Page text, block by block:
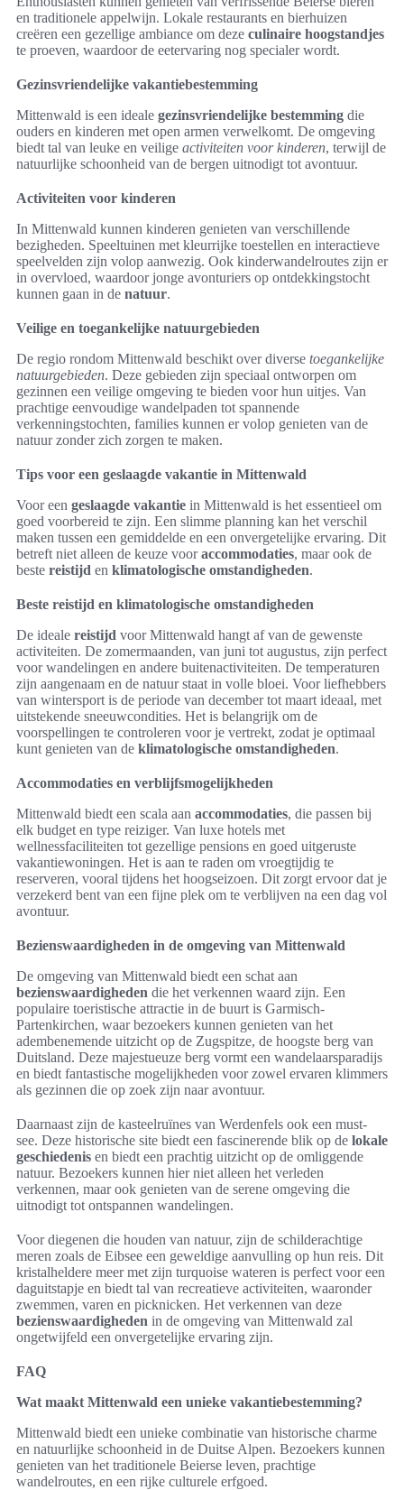
en traditionele appelwijn. Lokale restaurants en bierhuizen
creëren een gezellige ambiance om deze culinaire hoogstandjes
te proeven, waardoor de eetervaring nog specialer wordt.
Gezinsvriendelijke vakantiebestemming
Mittenwald is een ideale gezinsvriendelijke bestemming die
ouders en kinderen met open armen verwelkomt. De omgeving
biedt tal van leuke en veilige activiteiten voor kinderen, terwijl de
natuurlijke schoonheid van de bergen uitnodigt tot avontuur.
Activiteiten voor kinderen
In Mittenwald kunnen kinderen genieten van verschillende
bezigheden. Speeltuinen met kleurrijke toestellen en interactieve
speelvelden zijn volop aanwezig. Ook kinderwandelroutes zijn er
in overvloed, waardoor jonge avonturiers op ontdekkingstocht
kunnen gaan in de natuur.
Veilige en toegankelijke natuurgebieden
De regio rondom Mittenwald beschikt over diverse toegankelijke
natuurgebieden. Deze gebieden zijn speciaal ontworpen om
gezinnen een veilige omgeving te bieden voor hun uitjes. Van
prachtige eenvoudige wandelpaden tot spannende
verkenningstochten, families kunnen er volop genieten van de
natuur zonder zich zorgen te maken.
Tips voor een geslaagde vakantie in Mittenwald
Voor een geslaagde vakantie in Mittenwald is het essentieel om
goed voorbereid te zijn. Een slimme planning kan het verschil
maken tussen een gemiddelde en een onvergetelijke ervaring. Dit
betreft niet alleen de keuze vooraccommodaties, maar ook de
beste reistijd en klimatologische omstandigheden.
Beste reistijd en klimatologische omstandigheden
De ideale reistijd voor Mittenwald hangt af van de gewenste
activiteiten. De zomermaanden, van juni tot augustus, zijn perfect
voor wandelingen en andere buitenactiviteiten. De temperaturen
zijn aangenaam en de natuur staat in volle bloei. Voor liefhebbers
van wintersport is de periode van december tot maart ideaal, met
uitstekende sneeuwcondities. Het is belangrijk om de
voorspellingen te controleren voor je vertrekt, zodat je optimaal
kunt genieten van de klimatologische omstandigheden.
Accommodaties en verblijfsmogelijkheden
Mittenwald biedt een scala aan accommodaties, die passen bij
elk budget en type reiziger. Van luxe hotels met
wellnessfaciliteiten tot gezellige pensions en goed uitgeruste
vakantiewoningen. Het is aan te raden om vroegtijdig te
reserveren, vooral tijdens het hoogseizoen. Dit zorgt ervoor dat je
verzekerd bent van een fijne plek om te verblijven na een dag vol
avontuur.
Bezienswaardigheden in de omgeving van Mittenwald
De omgeving van Mittenwald biedt een schat aan
bezienswaardigheden die het verkennen waard zijn. Een
populaire toeristische attractie in de buurt is Garmisch-
Partenkirchen, waar bezoekers kunnen genieten van het
adembenemende uitzicht op de Zugspitze, de hoogste berg van
Duitsland. Deze majestueuze berg vormt een wandelaarsparadijs
en biedt fantastische mogelijkheden voor zowel ervaren klimmers
als gezinnen die op zoek zijn naar avontuur.
Daarnaast zijn de kasteelruïnes van Werdenfels ook een must-
see. Deze historische site biedt een fascinerende blik op de lokale
geschiedenis en biedt een prachtig uitzicht op de omliggende
natuur. Bezoekers kunnen hier niet alleen het verleden
verkennen, maar ook genieten van de serene omgeving die
uitnodigt tot ontspannen wandelingen.
Voor diegenen die houden van natuur, zijn de schilderachtige
meren zoals de Eibsee een geweldige aanvulling op hun reis. Dit
kristalheldere meer met zijn turquoise wateren is perfect voor een
daguitstapje en biedt tal van recreatieve activiteiten, waaronder
zwemmen, varen en picknicken. Het verkennen van deze
bezienswaardigheden in de omgeving van Mittenwald zal
ongetwijfeld een onvergetelijke ervaring zijn.
FAQ
Wat maakt Mittenwald een unieke vakantiebestemming?
Mittenwald biedt een unieke combinatie van historische charme
en natuurlijke schoonheid in de Duitse Alpen. Bezoekers kunnen
genieten van het traditionele Beierse leven, prachtige
wandelroutes, en een rijke culturele erfgoed.